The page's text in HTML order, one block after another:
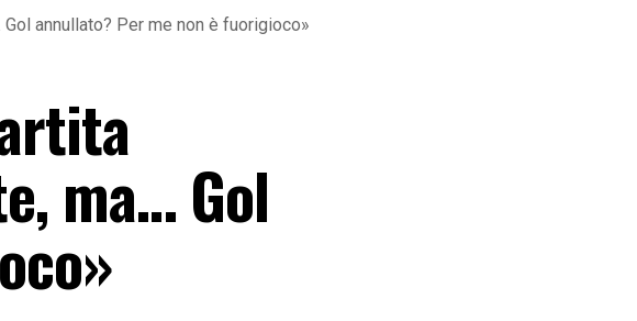
annullato? Per me non è fuorigioco»
ma… Gol